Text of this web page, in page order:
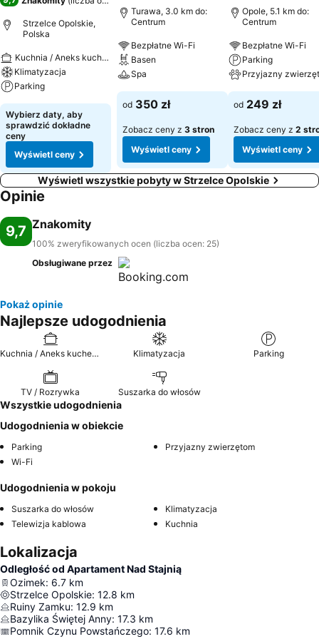
Strzelce Opolskie,
Polska
Kuchnia / Aneks kuchenny
Klimatyzacja
Parking
Wybierz daty, aby
sprawdzić dokładne
ceny
Wyświetl ceny
Turawa, 3.0 km do:
Centrum
Bezpłatne Wi-Fi
Basen
Spa
od 350 zł
Zobacz ceny z 3 stron
Wyświetl ceny
Opole, 5.1 km do:
Centrum
Bezpłatne Wi-Fi
Parking
Przyjazny
od 249 zł
Zobacz ceny z 2
Wyświetl ceny
Wyświetl wszystkie pobyty w Strzelce Opolskie
Opinie
9,7 Znakomity
100% zweryfikowanych ocen (liczba ocen: 25)
Obsługiwane przez
Pokaż opinie
Najlepsze udogodnienia
Kuchnia / Aneks kuchenny Klimatyzacja Parking
TV / Rozrywka Suszarka do włosów
Wszystkie udogodnienia
Udogodnienia w obiekcie
Parking
Przyjazny zwierzętom
Wi-Fi
Udogodnienia w pokoju
Suszarka do włosów
Klimatyzacja
Telewizja kablowa
Kuchnia
Lokalizacja
Odległość od Apartament Nad Stajnią
Ozimek: 6.7 km
Strzelce Opolskie: 12.8 km
Ruiny Zamku: 12.9 km
Bazylika Świętej Anny: 17.3 km
Pomnik Czynu Powstańczego: 17.6 km